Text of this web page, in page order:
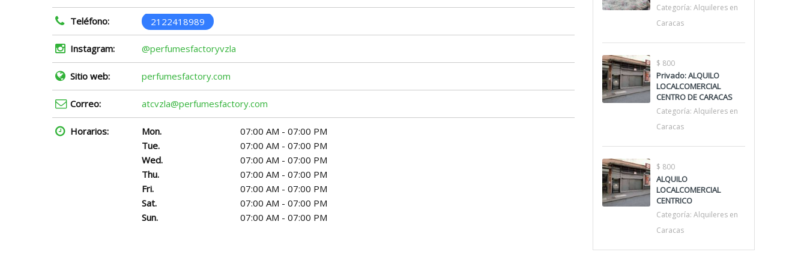
Teléfono: 2122418989
Instagram: @perfumesfactoryvzla
Sitio web: perfumesfactory.com
Correo: atcvzla@perfumesfactory.com
Horarios: Mon.
07:00 AM - 07:00 PM
Tue.
07:00 AM - 07:00 PM
Wed.
07:00 AM - 07:00 PM
Thu.
07:00 AM - 07:00 PM
Fri.
07:00 AM - 07:00 PM
Sat.
07:00 AM - 07:00 PM
Sun.
07:00 AM - 07:00 PM
Categoría: Alquileres en
Caracas
$ 800
Privado: ALQUILO
LOCALCOMERCIAL
CENTRO DE CARACAS
Categoría: Alquileres en
Caracas
$ 800
ALQUILO
LOCALCOMERCIAL
CENTRICO
Categoría: Alquileres en
Caracas